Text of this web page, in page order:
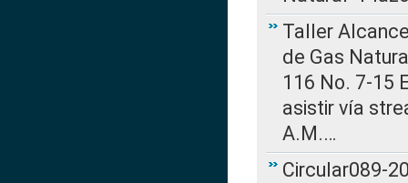
Taller
de Gas
116 No. 7-15
asistir vía
A.M.…
Circular089-